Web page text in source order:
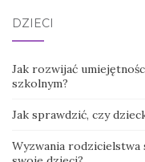
DZIECI
Jak rozwijać
szkolnym?
Jak sprawdzić, czy
Wyzwania rodzicielstwa